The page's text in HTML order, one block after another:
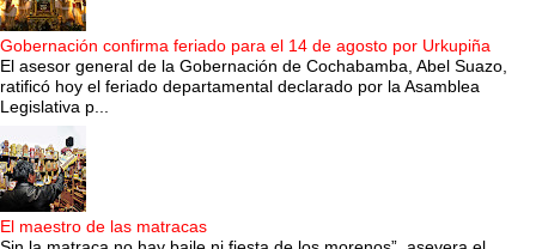
Gobernación confirma feriado para el 14 de agosto por Urkupiña
El asesor general de la Gobernación de Cochabamba, Abel Suazo,
ratificó hoy el feriado departamental declarado por la Asamblea
Legislativa p...
El maestro de las matracas